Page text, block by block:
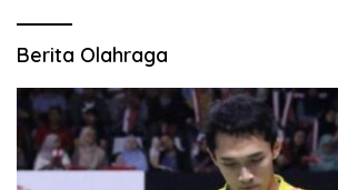
Berita Olahraga